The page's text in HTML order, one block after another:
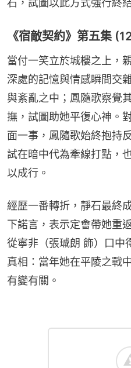
石，試圖以此方式強行終
《宿敵契約》第五集
當付一笑立於城樓之上，
深處的記憶與情感瞬間交
與紊亂之中；鳳隨歌察覺
撫，試圖助她平復心神。
面一事，鳳隨歌始終抱持
試在暗中代為牽線打點，
以成行。
經歷一番轉折，靜石最終
下諾言，表示定會帶她重
從寧非（張珹朗 飾）口中
真相：當年她在平陵之戰
有變有關。